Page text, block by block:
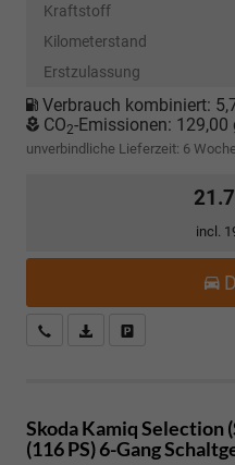
Kraftstoff
Kilometerstand
Erstzulassung
Verbrauch kombiniert:
CO2-Emissionen: 129,00
unverbindliche Lieferzeit: 6
incl.
Kostenloser Rückruf-Service
PDF-Datei,
Skoda KamiqSelection
(116 PS) 6-Gang